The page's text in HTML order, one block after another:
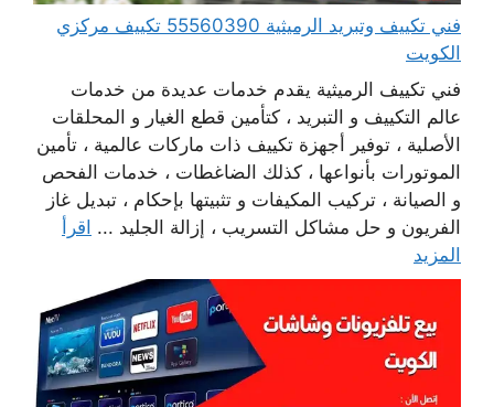
فني تكييف وتبريد الرميثية 55560390 تكييف مركزي
الكويت
فني تكييف الرميثية يقدم خدمات عديدة من خدمات
عالم التكييف و التبريد ، كتأمين قطع الغيار و المحلقات
الأصلية ، توفير أجهزة تكييف ذات ماركات عالمية ، تأمين
الموتورات بأنواعها ، كذلك الضاغطات ، خدمات الفحص
و الصيانة ، تركيب المكيفات و تثبيتها بإحكام ، تبديل غاز
الفريون و حل مشاكل التسريب ، إزالة الجليد ... اقرأ
المزيد